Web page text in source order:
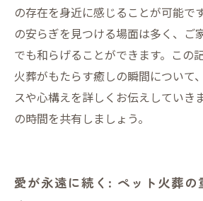
の存在を身近に感じることが可能で
の安らぎを見つける場面は多く、ご
でも和らげることができます。この
火葬がもたらす癒しの瞬間について
スや心構えを詳しくお伝えしていき
の時間を共有しましょう。
愛が永遠に続く: ペット火葬の